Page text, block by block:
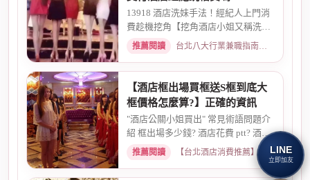
13918 酒店洗妹手法！經紀人上門消
費趁機挖角【挖角酒店小姐又稱洗妹
必須支付酒店經紀跳槽費嗎?...
推薦閱讀 台北八大行業兼職指南：熱門職缺與求職須知 · 2026-06-04
【酒店框出場買框送S框到底大
框價格怎麼算?】正確的資訊
"酒店公關小姐買出" 常見術語問題介
紹 框出場多少錢? 酒店花費 ptt? 酒店
帶出場價錢? 酒店帳單pt...
推薦閱讀 【台北酒店消費推薦】各大商務酒店、夜總會試算 · 2026-03-14 LINE
立即加友